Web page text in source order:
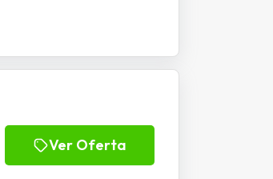
Ver Oferta